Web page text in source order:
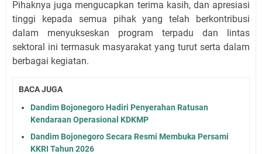
Pihaknya juga mengucapkan terima kasih, dan apresiasi
tinggi kepada semua pihak yang telah berkontribusi
dalam menyukseskan program terpadu dan lintas
sektoral ini termasuk masyarakat yang turut serta dalam
berbagai kegiatan.
BACA JUGA
Dandim Bojonegoro Hadiri Penyerahan Ratusan
Kendaraan Operasional KDKMP
Dandim Bojonegoro Secara Resmi Membuka Persami
KKRI Tahun 2026